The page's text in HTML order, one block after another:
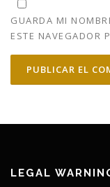
GUARDA MI
ESTE NAVEGADOR
LEGAL